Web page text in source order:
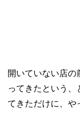
開いていない店
ってきたという
てきただけに、や